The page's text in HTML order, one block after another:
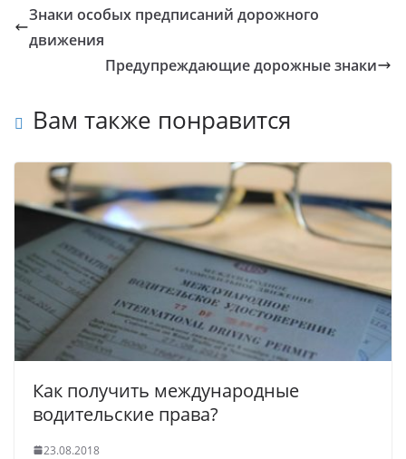
Знаки особых предписаний дорожного
движения
Предупреждающие дорожные знаки
Вам также понравится
Как получить международные
водительские права?
23.08.2018